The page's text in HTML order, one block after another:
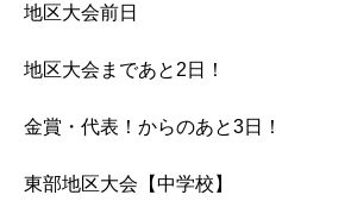
地区大会前日
地区大会まであと2日！
金賞・代表！からのあと3日！
東部地区大会【中学校】